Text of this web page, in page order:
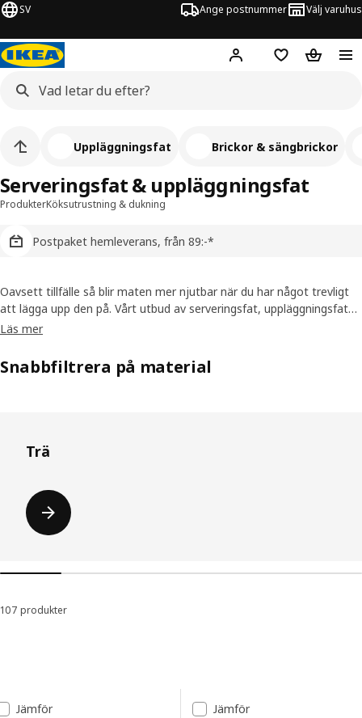
SV Ange postnummer Välj varuhus
Hej! Logga inInköpslistaVarukorg
ProdukterKöksutrustning & dukning
Postpaket hemleverans, från 89:-*
Serveringsfat & uppläggningsfat
Uppläggningsfat Brickor & sängbrickor
Oavsett tillfälle så blir maten mer njutbar när du har något trevligt
att lägga upp den på. Vårt utbud av serveringsfat, uppläggningsfat
och brickor är designade för att matcha stilarna på våra serviser, så
Läs mer
Snabbfiltrera på material
Trä
Sortera och filtrera
107 produkter
Lista över resultat
Jämför Jämför